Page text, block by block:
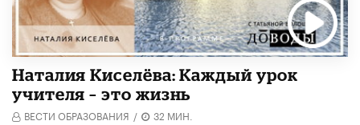
Наталия Киселёва: Каждый урок
учителя – это жизнь
ВЕСТИ ОБРАЗОВАНИЯ / 32 МИН.